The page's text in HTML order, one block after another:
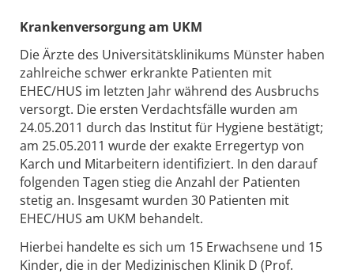
Krankenversorgung am UKM
Die Ärzte des Universitätsklinikums Münster haben
zahlreiche schwer erkrankte Patienten mit
EHEC/HUS im letzten Jahr während des Ausbruchs
versorgt. Die ersten Verdachtsfälle wurden am
24.05.2011 durch das Institut für Hygiene bestätigt;
am 25.05.2011 wurde der exakte Erregertyp von
Karch und Mitarbeitern identifiziert. In den darauf
folgenden Tagen stieg die Anzahl der Patienten
stetig an. Insgesamt wurden 30 Patienten mit
EHEC/HUS am UKM behandelt.
Hierbei handelte es sich um 15 Erwachsene und 15
Kinder, die in der Medizinischen Klinik D (Prof.